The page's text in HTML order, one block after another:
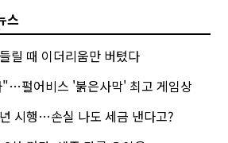
스
릴 때 이더리움만 버텼다
펄어비스 '붉은사막' 최고 게임상
시행…손실 나도 세금 낸다고?